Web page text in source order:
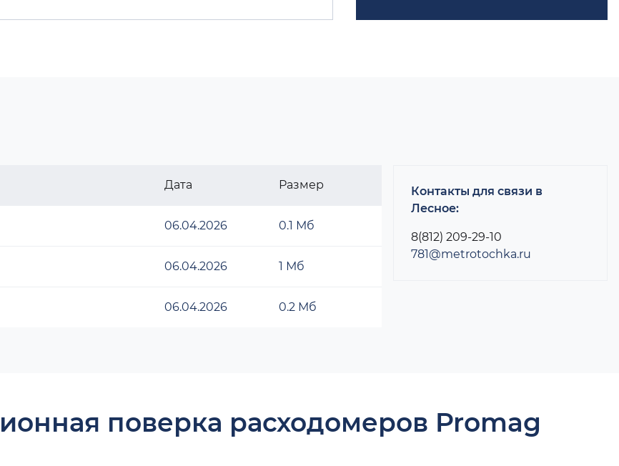
Дата Размер
06.04.2026 0.1 Мб
06.04.2026 1 Мб
06.04.2026 0.2 Мб
Контакты для связи в
Лесное:
8(812) 209-29-10
781@metrotochka.ru
поверка расходомеров Promag